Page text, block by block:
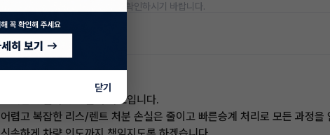
* 정확한 정보는 판매자와 반드시 확인하시기 바랍니다.
차량 위치
경남 통영시
임준영 매니저
자격인증완료
고객님의 만족이 첫번째 목표입니다.
어렵고 복잡한 리스/렌트 처분 손실은 줄이고 빠른승계 처리로 모든 과정을
닫기